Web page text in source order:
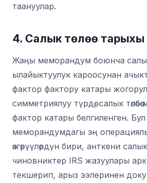
таануулар.
4. Салык төлөө тарыхы
Жаңы меморандум боюнча салык
ылайыктуулук кароосунан
фактор фактору катары
симметриялуу түрдө, салык
фактор катары белгиленген. Бул
меморандумдагы эң
өзгөрүүлөрдүн бири, анткени
чиновниктер IRS жазуулары
текшерип, арыз ээлеринен